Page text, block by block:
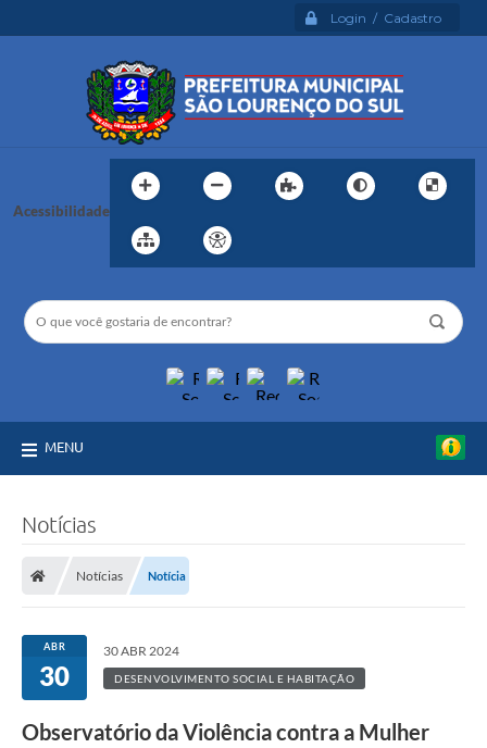
Login / Cadastro
Acessibilidade
MENU
Notícias
Notícias Notícia
ABR
30
30 ABR 2024
DESENVOLVIMENTO SOCIAL E HABITAÇÃO
Observatório da Violência contra a Mulher